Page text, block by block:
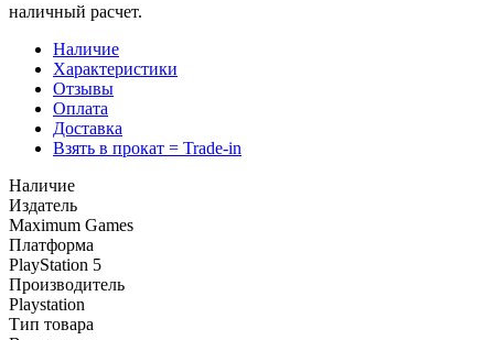
наличный расчет.
Наличие
Характеристики
Отзывы
Оплата
Доставка
Взять в прокат = Trade-in
Наличие
Издатель
Maximum Games
Платформа
PlayStation 5
Производитель
Playstation
Тип товара